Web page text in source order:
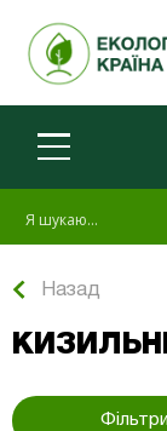
Назад